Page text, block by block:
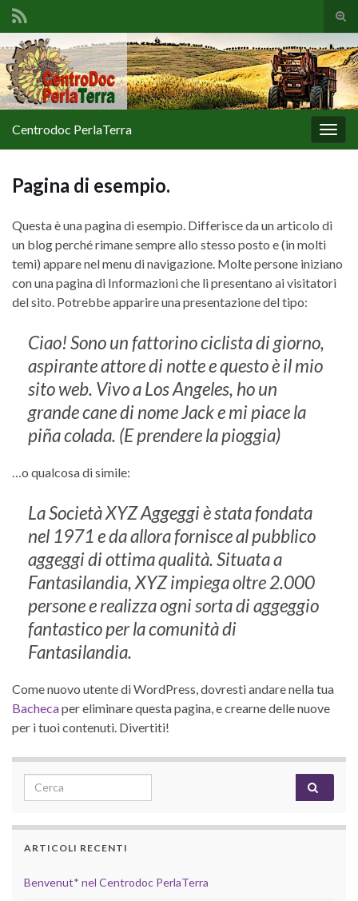
il
di
Search for:
la
Centrodoc PerlaTerra
Pagina di esempio.
Questa è una pagina di esempio. Differisce da un articolo di
un blog perché rimane sempre allo stesso posto e (in molti
temi) appare nel menu di navigazione. Molte persone iniziano
con una pagina di Informazioni che li presentano ai visitatori
del sito. Potrebbe apparire una presentazione del tipo:
Ciao! Sono un fattorino ciclista di giorno,
aspirante attore di notte e questo è il mio
sito web. Vivo a Los Angeles, ho un
grande cane di nome Jack e mi piace la
piña colada. (E prendere la pioggia)
…o qualcosa di simile:
La Società XYZ Aggeggi è stata fondata
nel 1971 e da allora fornisce al pubblico
aggeggi di ottima qualità. Situata a
Fantasilandia, XYZ impiega oltre 2.000
persone e realizza ogni sorta di aggeggio
fantastico per la comunità di
Fantasilandia.
Come nuovo utente di WordPress, dovresti andare nella tua
Bachecaper eliminare questa pagina, e crearne delle nuove
per i tuoi contenuti. Divertiti!
Search for:
ARTICOLI RECENTI
Benvenut* nel Centrodoc PerlaTerra